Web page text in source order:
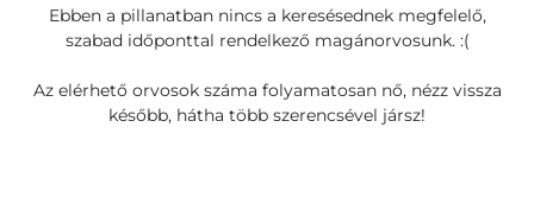
Ebben a pillanatban nincs a keresésednek megfelelő,
szabad időponttal rendelkező magánorvosunk. :(
Az elérhető orvosok száma folyamatosan nő, nézz vissza
később, hátha több szerencsével jársz!